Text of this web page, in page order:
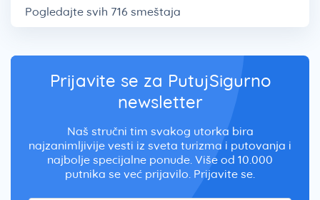
Pogledajte svih 716 smeštaja
Prijavite se za PutujSigurno
newsletter
Naš stručni tim svakog utorka bira
najzanimljivije vesti iz sveta turizma i putovanja i
najbolje specijalne ponude. Više od 10.000
putnika se već prijavilo. Prijavite se.